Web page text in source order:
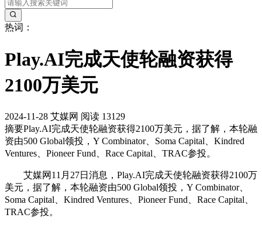
热词：
Play.AI完成天使轮融资获得
2100万美元
2024-11-28 艾媒网 阅读 13129
摘要Play.AI完成天使轮融资获得2100万美元，据了解，本轮融
资由500 Global领投，Y Combinator、Soma Capital、Kindred
Ventures、Pioneer Fund、Race Capital、TRAC参投。
艾媒网11月27日消息，Play.AI完成天使轮融资获得2100万
美元，据了解，本轮融资由500 Global领投，Y Combinator、
Soma Capital、Kindred Ventures、Pioneer Fund、Race Capital、
TRAC参投。